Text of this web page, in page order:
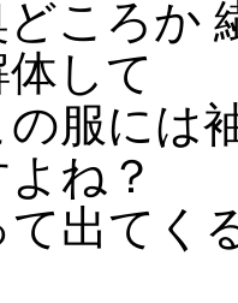
ころか
して
服には
ね？
て出てく